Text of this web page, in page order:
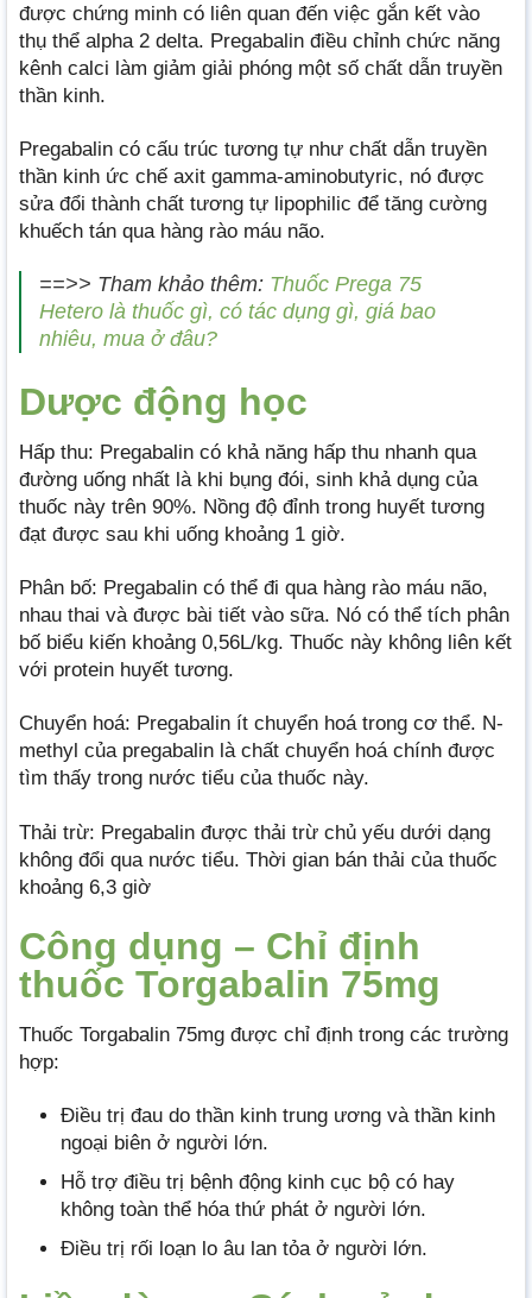
được chứng minh có liên quan đến việc gắn kết vào
thụ thể alpha 2 delta. Pregabalin điều chỉnh chức năng
kênh calci làm giảm giải phóng một số chất dẫn truyền
thần kinh.
Pregabalin có cấu trúc tương tự như chất dẫn truyền
thần kinh ức chế axit gamma-aminobutyric, nó được
sửa đổi thành chất tương tự lipophilic để tăng cường
khuếch tán qua hàng rào máu não.
==>> Tham khảo thêm: Thuốc Prega 75
Hetero là thuốc gì, có tác dụng gì, giá bao
nhiêu, mua ở đâu?
Dược động học
Hấp thu: Pregabalin có khả năng hấp thu nhanh qua
đường uống nhất là khi bụng đói, sinh khả dụng của
thuốc này trên 90%. Nồng độ đỉnh trong huyết tương
đạt được sau khi uống khoảng 1 giờ.
Phân bố: Pregabalin có thể đi qua hàng rào máu não,
nhau thai và được bài tiết vào sữa. Nó có thể tích phân
bố biểu kiến khoảng 0,56L/kg. Thuốc này không liên kết
với protein huyết tương.
Chuyển hoá: Pregabalin ít chuyển hoá trong cơ thể. N-
methyl của pregabalin là chất chuyển hoá chính được
tìm thấy trong nước tiểu của thuốc này.
Thải trừ: Pregabalin được thải trừ chủ yếu dưới dạng
không đổi qua nước tiểu. Thời gian bán thải của thuốc
khoảng 6,3 giờ
Công dụng – Chỉ định
thuốc Torgabalin 75mg
Thuốc Torgabalin 75mg được chỉ định trong các trường
hợp:
Điều trị đau do thần kinh trung ương và thần kinh
ngoại biên ở người lớn.
Hỗ trợ điều trị bệnh động kinh cục bộ có hay
không toàn thể hóa thứ phát ở người lớn.
Điều trị rối loạn lo âu lan tỏa ở người lớn.